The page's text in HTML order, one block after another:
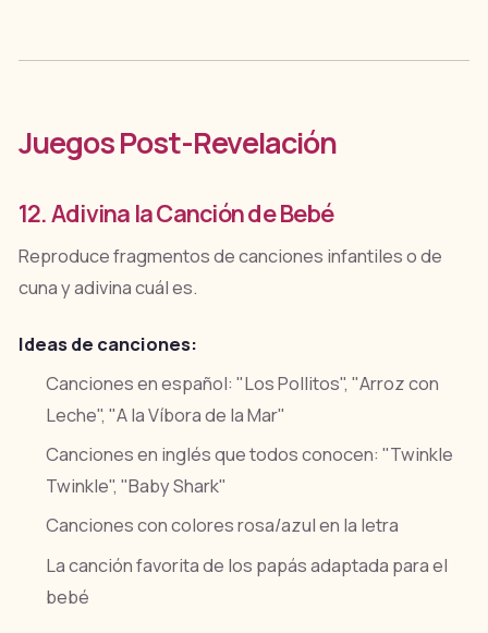
Juegos Post-Revelación
12. Adivina la Canción de Bebé
Reproduce fragmentos de canciones infantiles o de
cuna y adivina cuál es.
Ideas de canciones:
Canciones en español: "Los Pollitos", "Arroz con
Leche", "A la Víbora de la Mar"
Canciones en inglés que todos conocen: "Twinkle
Twinkle", "Baby Shark"
Canciones con colores rosa/azul en la letra
La canción favorita de los papás adaptada para el
bebé